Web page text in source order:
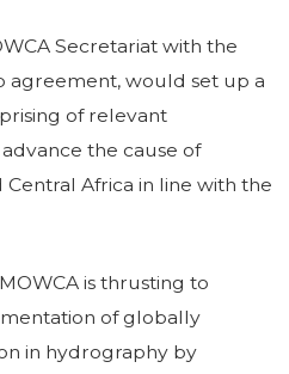
Secretariat with the
agreement, would set up a
of relevant
the cause of
Africa in line with the
is thrusting to
of globally
in hydrography by